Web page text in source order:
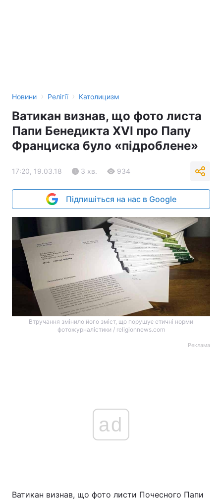
Новини › Релігії › Католицизм
Ватикан визнав, що фото листа
Папи Бенедикта XVI про Папу
Франциска було «підроблене»
17:20, 19.03.18 3 хв. 934
Підпишіться на нас в Google
Втручання змінило його зміст, що порушує етичні норми
фотожурналістики / religionnews.com
Реклама
ad
Ватикан визнав, що фото листи Почесного Папи